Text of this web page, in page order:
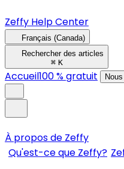
Zeffy Help Center
Français (Canada)
Rechercher des articles
⌘ K
Accueil100 % gratuit
À propos de Zeffy
Qu'est-ce que Zeffy?